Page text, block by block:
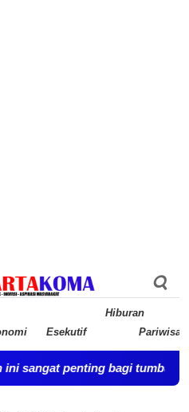
Esekutif
Hiburan
Pariwisata
bagi tumbuh